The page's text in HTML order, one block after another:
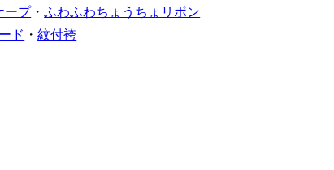
ープ・
ふわふわちょうちょリボン
ド ・紋付袴